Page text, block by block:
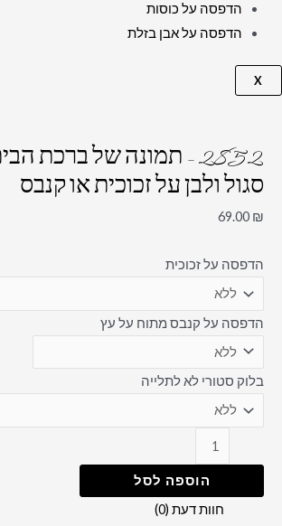
הדפסה על כוסות
הדפסה על אבן בזלת
X
2852 – תמונה של ברכת
סגול ולבן על זכוכית או קנבס
69.00 ₪
הדפסה על זכוכית
הדפסה על קנבס מתוח על עץ
בלוק סטורי לא לתלייה
הוספה לסל
חוות דעת (0)